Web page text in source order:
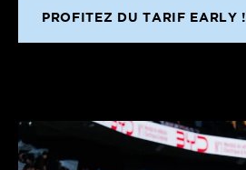
PROFITEZ DU TARIF EARLY !